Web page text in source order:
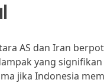
AS dan Iran
yang
jika Indonesia